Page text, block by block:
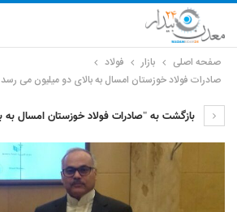
صفحه اصلی بازار
فولاد
صادرات فولاد خوزستان امسال به بالای دو میلیون می رسد
بازگشت به "صادرات فولاد خوزستان امسال